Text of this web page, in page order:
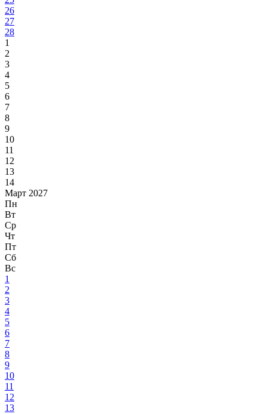
26
27
28
1
2
3
4
5
6
7
8
9
10
11
12
13
14
Март 2027
Пн
Вт
Ср
Чт
Пт
Сб
Вс
1
2
3
4
5
6
7
8
9
10
11
12
13